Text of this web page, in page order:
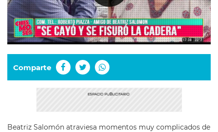
Comparte
Beatriz Salomón atraviesa momentos muy complicados de